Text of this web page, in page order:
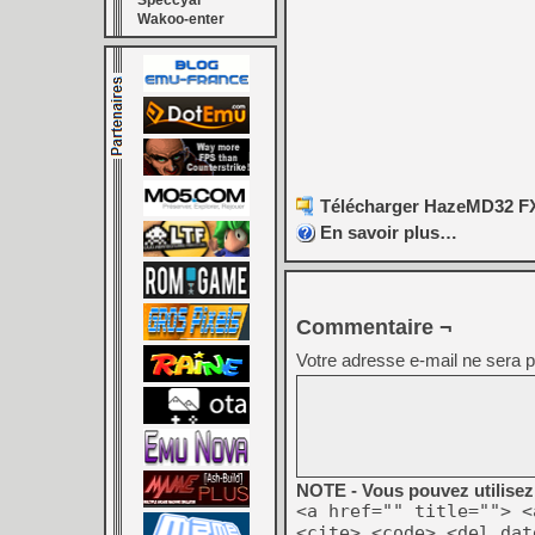
Wakoo-enter
Télécharger HazeMD32
En savoir plus…
Commentaire ¬
Votre adresse e-mail ne sera
NOTE - Vous pouvez
<a href="" title="">